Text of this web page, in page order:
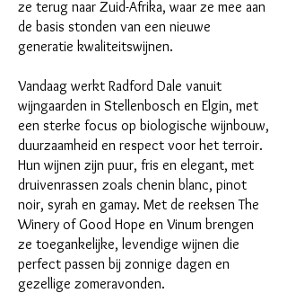
ze terug naar Zuid-Afrika, waar ze mee aan
de basis stonden van een nieuwe
generatie kwaliteitswijnen.
Vandaag werkt Radford Dale vanuit
wijngaarden in Stellenbosch en Elgin, met
een sterke focus op biologische wijnbouw,
duurzaamheid en respect voor het terroir.
Hun wijnen zijn puur, fris en elegant, met
druivenrassen zoals chenin blanc, pinot
noir, syrah en gamay. Met de reeksen The
Winery of Good Hope en Vinum brengen
ze toegankelijke, levendige wijnen die
perfect passen bij zonnige dagen en
gezellige zomeravonden.